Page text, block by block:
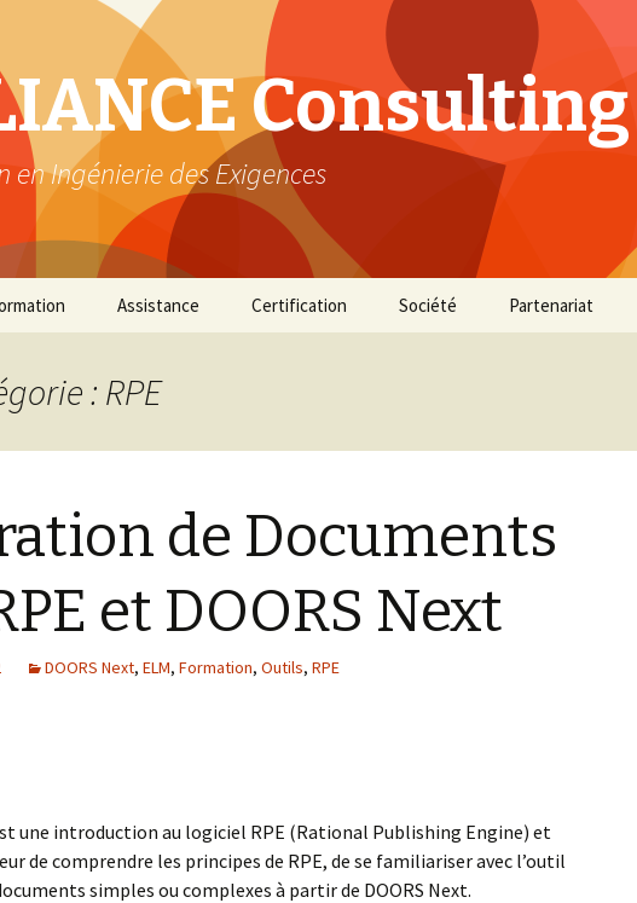
Consulting
en Ingénierie des Exigences
Assistance Certification Société Partenariat
: RPE
de Documents
et DOORS Next
DOORS Next, ELM, Formation, Outils, RPE
une introduction au logiciel RPE (Rational Publishing Engine) et
de comprendre les principes de RPE, de se familiariser avec l’outil
simples ou complexes à partir de DOORS Next.